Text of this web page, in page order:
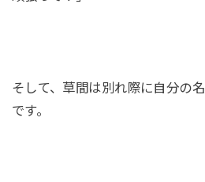
そして、草間は別れ際に自分の
です。